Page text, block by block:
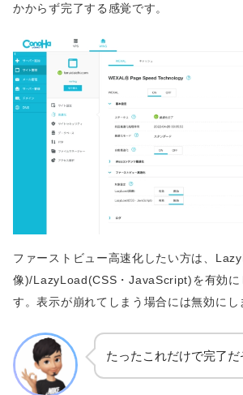
かからず完了する感覚です。
ファーストビュー高速化したい方は、
像)/LazyLoad(CSS・JavaScript)を有効に
す。表示が崩れてしまう場合には無効にし
たったこれだけで完了だ